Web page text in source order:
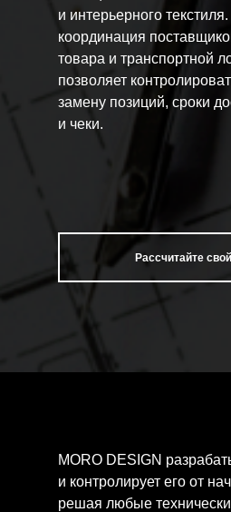
и интерьерного
координация
товара и транспортной
позволяет
замену позиций, сроки
и чеки.
Рассчитайте
MORO DESIGN
и контролирует его от
решая любые